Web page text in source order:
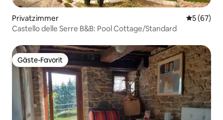
Privatzimmer
5 (67)
Castello delle Serre B&B: Pool Cottage/Standard
Gäste-Favorit
Gäste-Favorit